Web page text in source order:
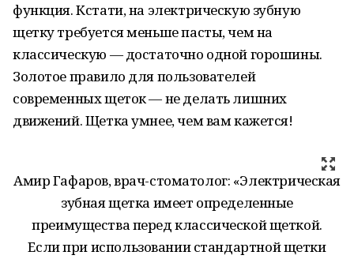
функция. Кстати, на электрическую зубную
щетку требуется меньше пасты, чем на
классическую — достаточно одной горошины.
Золотое правило для пользователей
современных щеток — не делать лишних
движений. Щетка умнее, чем вам кажется!
Амир Гафаров, врач-стоматолог: «Электрическая
зубная щетка имеет определенные
преимущества перед классической щеткой.
Если при использовании стандартной щетки